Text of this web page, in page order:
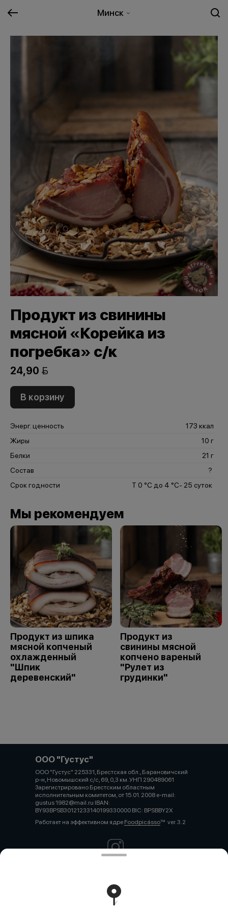
Минск
Продукт из свинины
мясной «Корейка из
погребка» с/к
24,90 
В корзину
Энерг. ценность
173 ккал
Жиры
10 г
Белки
21 г
Состав
?
Срок годности
Т 0 °С до 4 °С- 25 суток
Мы рекомендуем
Продукт из шпика
мясной копченый
охлажденный
"Шпик
деревенский"
Продукт из
свинины мясной
копчено вареный
"Рулет из
грудинки"
ООО "Густус"
ООО "Густус" 225331, Брестская обл., Барановичский
р-н, Новомышский с/с, 69, 0,3 км. УНП 290489061
Зарегистрировано Брестским областным
исполнительным комитетом, от 15.01. 2008 e-mail:
gustus 1982@mail.ru IBAN:
BY93BPSB30121233140199330000 BIC: BPSBBY2X
Работает на эффективном ядре Foodpicássover. 3.2